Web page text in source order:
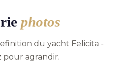
photos
du yacht Felicita -
pour agrandir.